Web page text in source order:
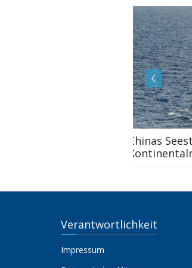
Chinas Seestrategie: Eine
Kontinentalmacht will Meer
Verantwortlichkeit
Impressum